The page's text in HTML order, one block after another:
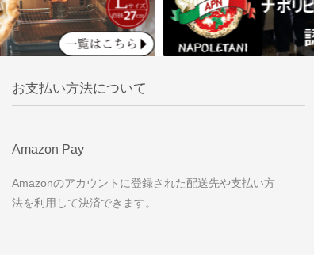
お支払い方法について
Amazon Pay
Amazonのアカウントに登録された配送先や支払い方
法を利用して決済できます。